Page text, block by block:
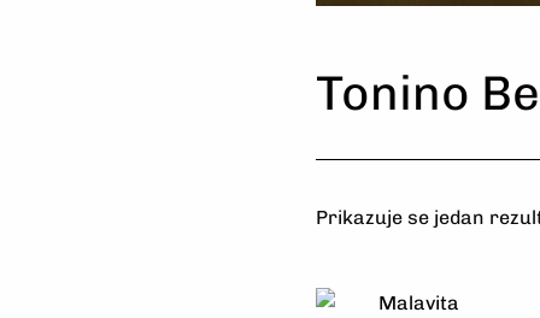
Uživajte
Uživajte
Uživajte
Tonino
Prikazuje se jedan